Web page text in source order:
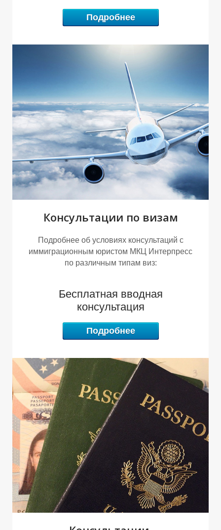
И
И
Е
З
Подробнее
Консультации по визам
Подробнее об условиях консультаций с
иммиграционным юристом МКЦ Интерпресс
по различным типам виз:
Бесплатная вводная
консультация
Подробнее